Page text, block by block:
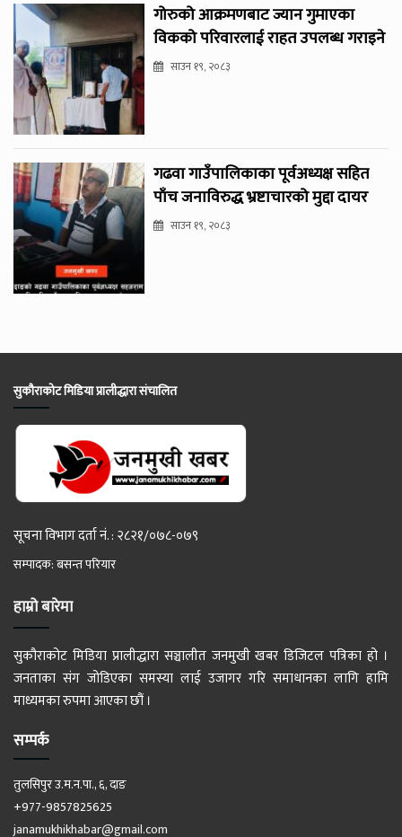
गोरुको आक्रमणबाट ज्यान गुमाएका
विकको परिवारलाई राहत उपलब्ध गराइने
साउन १९, २०८३
गढवा गाउँपालिकाका पूर्वअध्यक्ष सहित
पाँच जनाविरुद्ध भ्रष्टाचारको मुद्दा दायर
साउन १९, २०८३
सुकौराकोट मिडिया प्रालीद्धारा संचालित
सूचना विभाग दर्ता नं. : २८२१/०७८-०७९
सम्पादक: बसन्त परियार
हाम्रो बारेमा
सुकौराकोट मिडिया प्रालीद्धारा सञ्चालीत जनमुखी खबर डिजिटल पत्रिका हो ।
जनताका संग जोडिएका समस्या लाई उजागर गरि समाधानका लागि हामि
माध्यमका रुपमा आएका छौं ।
सम्पर्क
तुलसिपुर उ.म.न.पा., ६, दाङ
+977-9857825625
janamukhikhabar@gmail.com